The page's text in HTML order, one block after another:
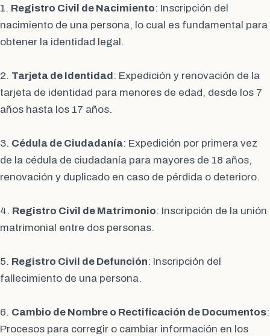
1. Registro Civil de Nacimiento: Inscripción del
nacimiento de una persona, lo cual es fundamental para
obtener la identidad legal.
2. Tarjeta de Identidad: Expedición y renovación de la
tarjeta de identidad para menores de edad, desde los 7
años hasta los 17 años.
3. Cédula de Ciudadanía: Expedición por primera vez
de la cédula de ciudadanía para mayores de 18 años,
renovación y duplicado en caso de pérdida o deterioro.
4. Registro Civil de Matrimonio: Inscripción de la unión
matrimonial entre dos personas.
5. Registro Civil de Defunción: Inscripción del
fallecimiento de una persona.
6. Cambio de Nombre o Rectificación de Documentos:
Procesos para corregir o cambiar información en los